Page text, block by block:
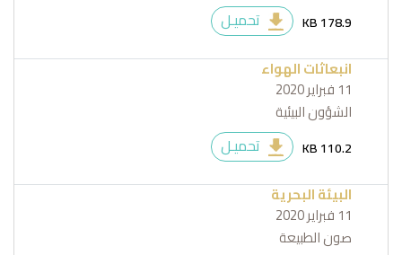
178.9 KB تحميـل
انبعاثات الهواء
11 فبراير 2020
الشؤون البيئية
110.2 KB تحميـل
البيئة البحرية
11 فبراير 2020
صون الطبيعة